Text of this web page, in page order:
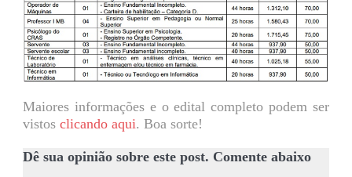
Maiores informações e o edital completo podem ser
vistos clicando aqui. Boa sorte!
Dê sua opinião sobre este post. Comente abaixo